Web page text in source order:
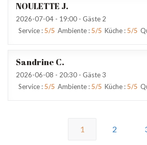
NOULETTE J
2026-07-04 - 19:00 - Gäste 2
Service :5/5 Ambiente :5/5 Küche :5/5
Sandrine C
2026-06-08 - 20:30 - Gäste 3
Service :5/5 Ambiente :5/5 Küche :5/5
1 2